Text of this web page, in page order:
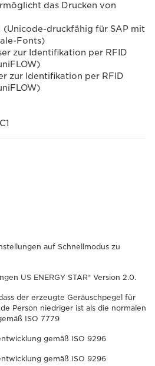
das Drucken von
(Unicode-druckfähig für SAP mit
Fonts)
zur Identifikation per RFID
zur Identifikation per RFID
auf Schnellmodus zu
US ENERGY STAR® Version 2.0.
der erzeugte Geräuschpegel für
Person niedriger ist als die normalen
ISO 7779
gemäß ISO 9296
gemäß ISO 9296